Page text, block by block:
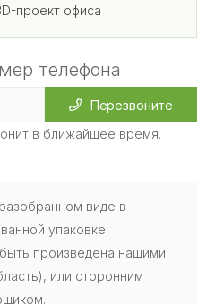
проект офиса
телефона
Перезвоните
в ближайшее время.
виде в
упаковке.
произведена нашими
или сторонним